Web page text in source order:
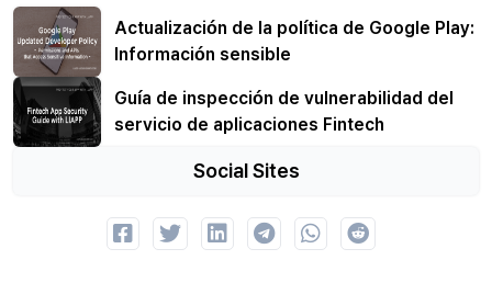
Actualización de la política de Google Play:
Información sensible
Guía de inspección de vulnerabilidad del
servicio de aplicaciones Fintech
Social Sites